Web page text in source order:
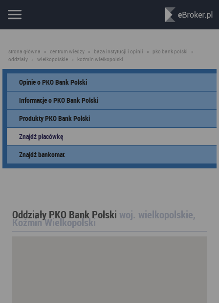
strona główna » centrum wiedzy » baza instytucji i opinii » pko bank polski
»
oddziały » wielkopolskie » koźmin wielkopolski
Opinie o PKO Bank Polski
Informacje o PKO Bank Polski
Produkty PKO Bank Polski
Znajdź placówkę
Znajdź bankomat
Oddziały PKO Bank Polski woj. wielkopolskie,
Koźmin Wielkopolski